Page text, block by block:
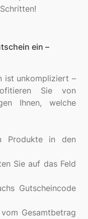
ein –
ist unkompliziert –
Sie von
Ihnen, welche
Produkte in den
Sie auf das Feld
Gutscheincode
Gesamtbetrag